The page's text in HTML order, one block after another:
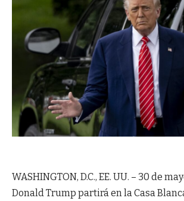
WASHINGTON, D.C., EE. UU. – 30 de
Donald Trump partirá en la Casa